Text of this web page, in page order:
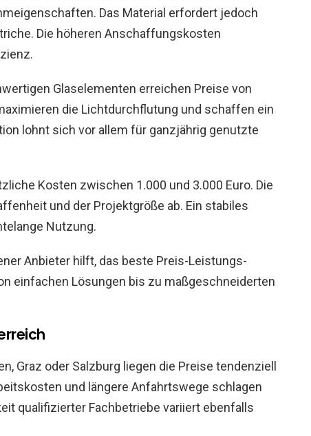
Das Material erfordert jedoch
Die höheren Anschaffungskosten
Glaselementen erreichen Preise von
die Lichtdurchflutung und schaffen ein
lohnt sich vor allem für ganzjährig genutzte
Kosten zwischen 1.000 und 3.000 Euro. Die
und der Projektgröße ab. Ein stabiles
Nutzung.
Anbieter hilft, das beste Preis-Leistungs-
einfachen Lösungen bis zu maßgeschneiderten
Graz oder Salzburg liegen die Preise tendenziell
und längere Anfahrtswege schlagen
qualifizierter Fachbetriebe variiert ebenfalls